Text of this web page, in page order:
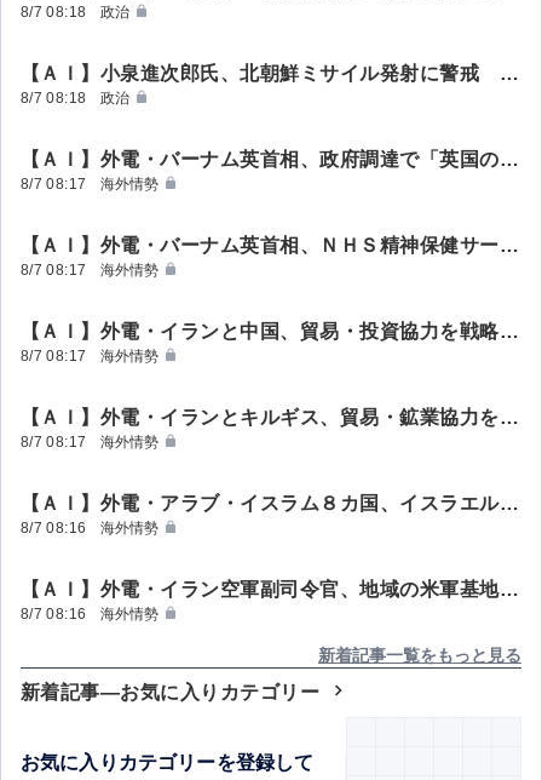
8/7 08:18 政治
8/7 08:18 政治
【ＡＩ】小泉進次郎氏、北朝鮮ミサイル発射に警戒 熊本地震対応中も「危機管理に万全」
8/7 08:17 海外情勢
【ＡＩ】外電・バーナム英首相、政府調達で「英国の雇用・技能」重視 年９００億ポンド活用
8/7 08:17 海外情勢
【ＡＩ】外電・バーナム英首相、ＮＨＳ精神保健サービスを大幅拡充 「より早く、自宅近くで支援」
8/7 08:17 海外情勢
【ＡＩ】外電・イランと中国、貿易・投資協力を戦略的関係へ 物流やバリューチェーン強化
8/7 08:17 海外情勢
【ＡＩ】外電・イランとキルギス、貿易・鉱業協力を強化 自国通貨決済も協議
8/7 08:16 海外情勢
【ＡＩ】外電・アラブ・イスラム８カ国、イスラエルのガザ攻撃を非難 安保理に対応要求
8/7 08:16 海外情勢
【ＡＩ】外電・イラン空軍副司令官、地域の米軍基地を「長年監視」 作戦シナリオ策定
新着記事一覧をもっと見る
新着記事―お気に入りカテゴリー
お気に入りカテゴリーを登録して